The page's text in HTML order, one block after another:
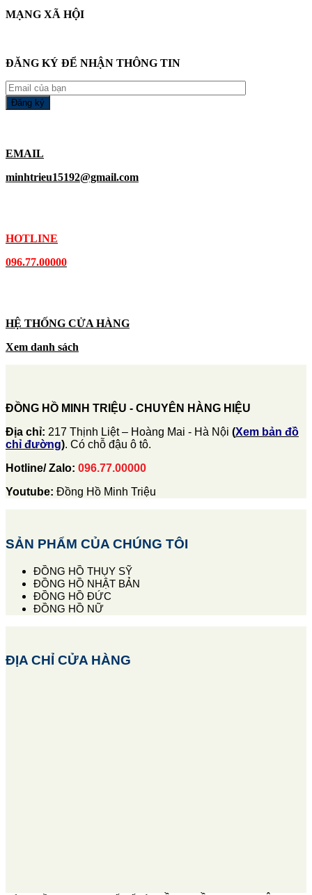
MẠNG XÃ HỘI
ĐĂNG KÝ ĐỂ NHẬN THÔNG TIN
EMAIL
minhtrieu15192@gmail.com
HOTLINE
096.77.00000
HỆ THỐNG CỬA HÀNG
Xem danh sách
ĐỒNG HỒ MINH TRIỆU - CHUYÊN HÀNG HIỆU
Địa chỉ: 217 Thịnh Liệt – Hoàng Mai - Hà Nội (Xem bản đồ
chỉ đường). Có chỗ đậu ô tô.
Hotline/ Zalo: 096.77.00000
Youtube: Đồng Hồ Minh Triệu
SẢN PHẨM CỦA CHÚNG TÔI
ĐỒNG HỒ THỤY SỸ
ĐỒNG HỒ NHẬT BẢN
ĐỒNG HỒ ĐỨC
ĐỒNG HỒ NỮ
ĐỊA CHỈ CỬA HÀNG